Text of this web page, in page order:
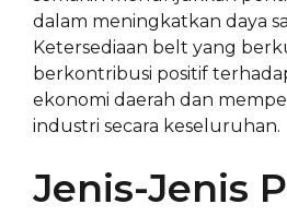
dalam meningkatkan daya
Ketersediaan belt yang
berkontribusi positif
ekonomi daerah dan
industri secara keseluruhan.
Jenis-Jenis